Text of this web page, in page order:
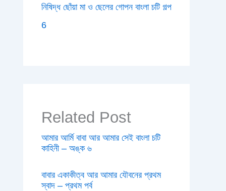
নিষিদ্ধ ছোঁয়া মা ও ছেলের গোপন বাংলা চটি গল্প
6
Related Post
আমার আর্মি বাবা আর আমার সেই বাংলা চটি
কাহিনী – অঙ্ক ৬
বাবার একাকীত্ব আর আমার যৌবনের প্রথম
স্বাদ – প্রথম পর্ব